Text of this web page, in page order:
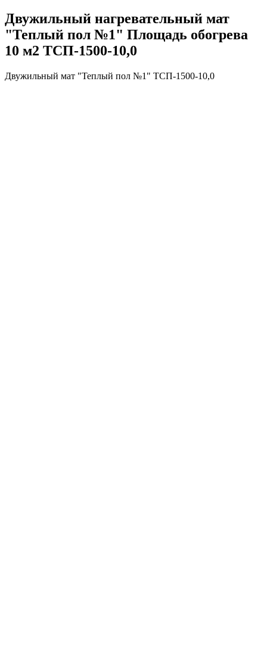
Двужильный нагревательный мат
"Теплый пол №1" Площадь обогрева
10 м2 ТСП-1500-10,0
Двужильный мат "Теплый пол №1" ТСП-1500-10,0